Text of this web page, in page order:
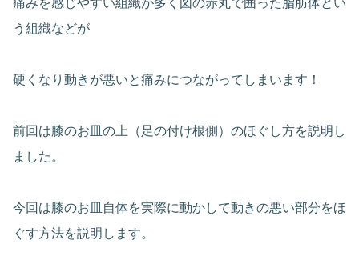
痛みを感じやすい組織が多く図の赤丸で囲った脂肪体とい
う組織などが
硬くなり動きが悪いと痛みにつながってしまいます！
前回は膝のお皿の上（足の付け根側）のほぐし方を説明し
ました。
今回は膝のお皿自体を実際に動かして動きの悪い部分をほ
ぐす方法を説明します。